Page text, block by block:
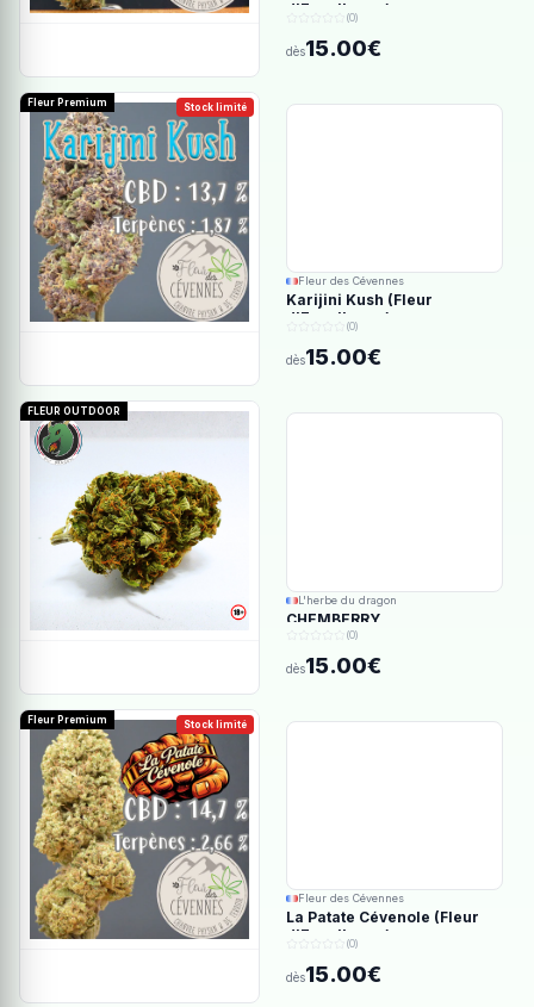
d'Excellence)
(0)
dès15.00€
Stock limité
Fleur Premium
Fleur des Cévennes
Karijini Kush (Fleur
d'Excellence)
(0)
dès15.00€
FLEUR OUTDOOR
L'herbe du dragon
CHEMBERRY
(0)
dès15.00€
Stock limité
Fleur Premium
Fleur des Cévennes
La Patate Cévenole (Fleur
d'Excellence)
(0)
dès15.00€